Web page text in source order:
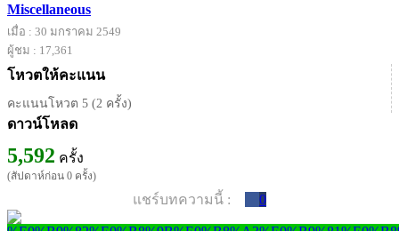
Miscellaneous
เมื่อ : 30 มกราคม 2549
ผู้ชม : 17,361
โหวตให้คะแนน
คะแนนโหวต 5 (2 ครั้ง)
ดาวน์โหลด
5,592 ครั้ง
(สัปดาห์ก่อน 0 ครั้ง)
แชร์บทความนี้ : 0